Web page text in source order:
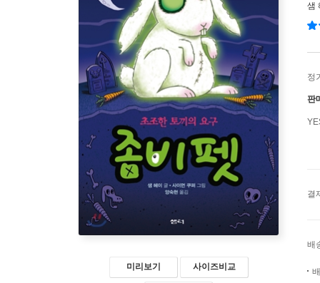
미리보기 사이즈비교
샘
정
판
결
배